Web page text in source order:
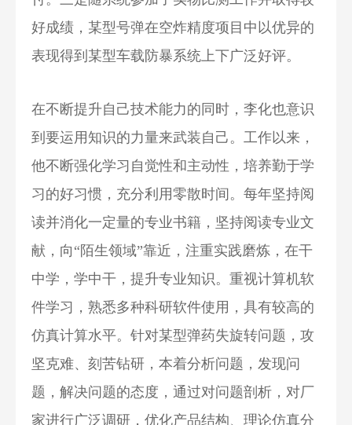
好成绩，某型号弹在空炸精度项目中以优异的
表现得到某型车载防暴系统上下广泛好评。
在不断提升自己技术能力的同时，李化也意识
到要运用知识的力量来武装自己。工作以来，
他不断强化学习自觉性和主动性，培养勤于学
习的好习惯，充分利用零散时间。每年坚持阅
读并消化一定量的专业书籍，坚持阅读专业文
献，向“陌生领域”靠近，注重实践磨炼，在干
中学，学中干，提升专业知识。重视计算机软
件学习，熟悉多种科研软件使用，具有较高的
仿真计算水平。针对某型弹药失旋转问题，攻
坚克难、刻苦钻研，本着分析问题，发现问
题，解决问题的态度，通过对问题剖析，对厂
家进行广泛调研，优化产品结构、理论仿真分